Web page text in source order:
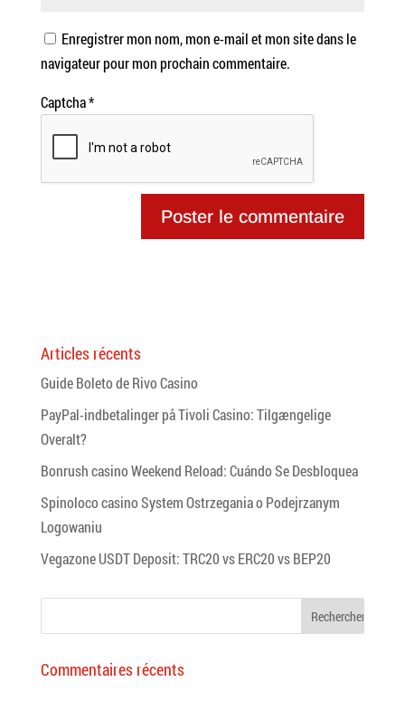
Enregistrer mon nom, mon e-mail et mon site dans le
navigateur pour mon prochain commentaire.
Captcha*
Articles récents
Guide Boleto de Rivo Casino
PayPal-indbetalinger på Tivoli Casino: Tilgængelige
Overalt?
Bonrush casino Weekend Reload: Cuándo Se Desbloquea
Spinoloco casino System Ostrzegania o Podejrzanym
Logowaniu
Vegazone USDT Deposit: TRC20 vs ERC20 vs BEP20
Commentaires récents